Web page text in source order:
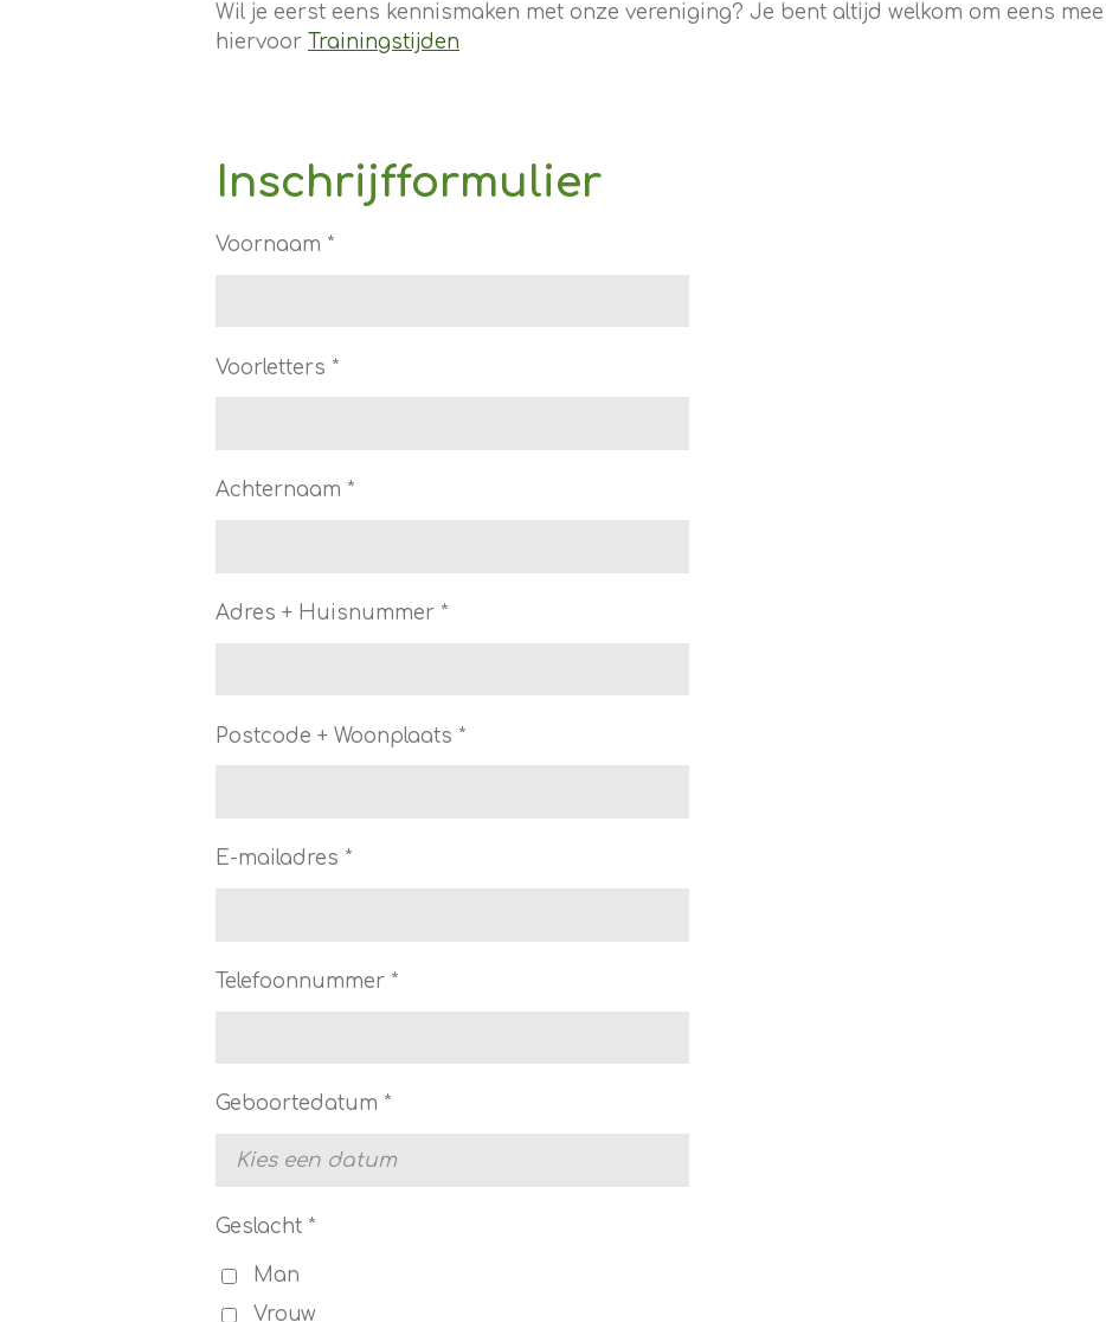
Wil je eerst eens kennismaken met onze vereniging? Je bent altijd welkom om eens
hiervoor Trainingstijden
Inschrijfformulier
Voornaam *
Voorletters *
Achternaam *
Adres + Huisnummer *
Postcode + Woonplaats *
E-mailadres *
Telefoonnummer *
Geboortedatum *
Geslacht *
Man
Vrouw